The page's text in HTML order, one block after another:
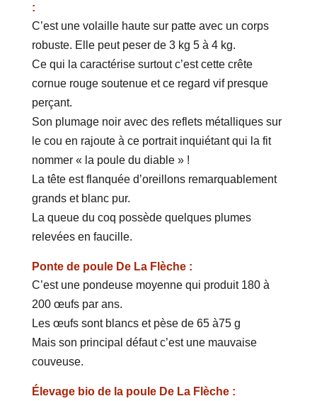
:
C’est une volaille haute sur patte avec un corps
robuste. Elle peut peser de 3 kg 5 à 4 kg.
Ce qui la caractérise surtout c’est cette crête
cornue rouge soutenue et ce regard vif presque
perçant.
Son plumage noir avec des reflets métalliques sur
le cou en rajoute à ce portrait inquiétant qui la fit
nommer « la poule du diable » !
La tête est flanquée d’oreillons remarquablement
grands et blanc pur.
La queue du coq possède quelques plumes
relevées en faucille.
Ponte de poule De La Flèche :
C’est une pondeuse moyenne qui produit 180 à
200 œufs par ans.
Les œufs sont blancs et pèse de 65 à75 g
Mais son principal défaut c’est une mauvaise
couveuse.
Élevage bio de la poule De La Flèche :